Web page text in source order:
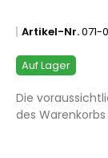
Artikel-Nr.071-
Auf Lager
Die
des Warenkorbs